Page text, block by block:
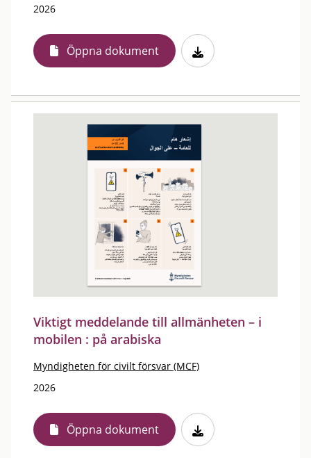
2026
Öppna dokument
Viktigt meddelande till allmänheten – i
mobilen : på arabiska
Myndigheten för civilt försvar (MCF)
2026
Öppna dokument